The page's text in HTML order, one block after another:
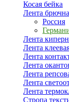
Косая бейка
Лента
Россия
Лента
Лента
Лента
Лента
Лента
Лента
Лента
Стропа